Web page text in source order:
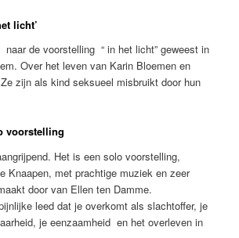
licht’
de voorstelling “ in het licht” geweest in
Over het leven van Karin Bloemen en
zijn als kind seksueel misbruikt door hun
voorstelling
Het is een solo voorstelling,
Knaapen, met prachtige muziek en zeer
door van Ellen ten Damme.
leed dat je overkomt als slachtoffer, je
je eenzaamheid en het overleven in